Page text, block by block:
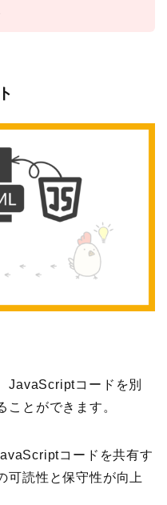
JavaScriptコードを別
ことができます。
コードを共有す
可読性と保守性が向上